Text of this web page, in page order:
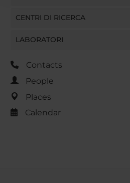
CENTRI DI RICERCA
LABORATORI
Contacts
People
Places
Calendar